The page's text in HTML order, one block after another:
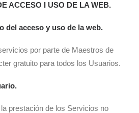
ACCESO I USO DE LA WEB.
del acceso y uso de la web.
por parte de Maestros de
gratuito para todos los Usuarios.
prestación de los Servicios no